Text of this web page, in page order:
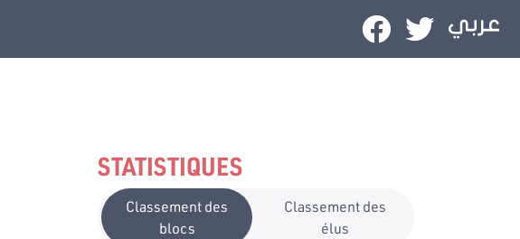
STATISTIQUES
Classement des
blocs
Classement des
élus